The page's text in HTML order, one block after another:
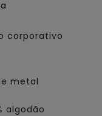
corporativo
metal
algodão